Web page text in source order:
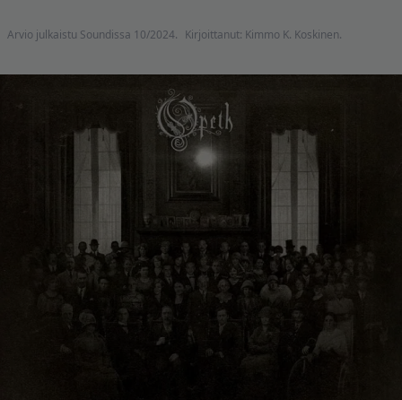
Arvio julkaistu Soundissa 10/2024. Kirjoittanut: Kimmo K. Koskinen.